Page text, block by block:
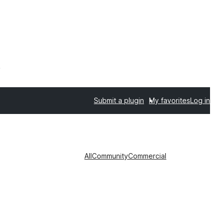
Submit a plugin My favoritesLog in
AllCommunityCommercial